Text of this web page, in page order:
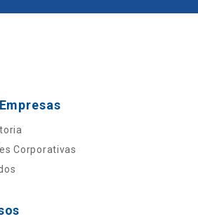
Corporativas